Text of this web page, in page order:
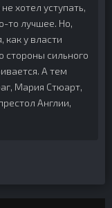
хотел уступать,
то лучшее. Но,
у власти
стороны сильного
А тем
Мария Стюарт,
Англии,